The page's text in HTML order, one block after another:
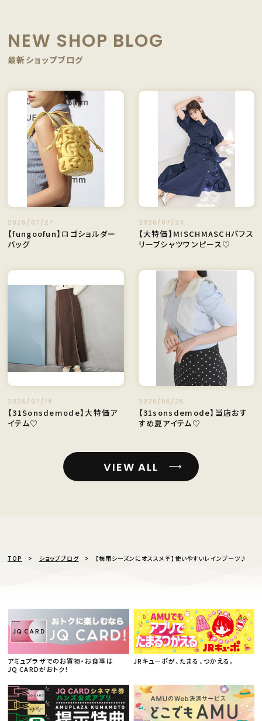
NEW SHOP BLOG
最新ショップブログ
2026/07/27
【fungoofun】ロゴショルダー
バッグ
2026/07/24
【大特価】MISCHMASCHパフス
リーブシャツワンピース♡
2026/07/14
【31Sonsdemode】大特価ア
イテム♡
2026/06/25
【31sonsdemode】当店おす
すめ夏アイテム♡
VIEW ALL
TOP ショップブログ 【梅雨シーズンにオススメ☔️】使いやすいレインブーツ♪
アミュプラザでのお買物・お食事は
JQ CARDがおトク！
JRキューポが、たまる、つかえる。